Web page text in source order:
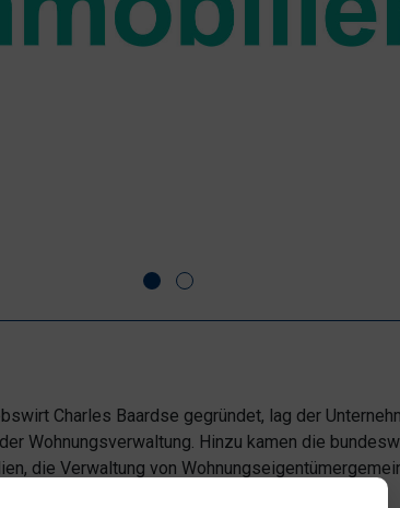
Charles Baardse gegründet, lag der
Wohnungsverwaltung. Hinzu kamen die
die Verwaltung von